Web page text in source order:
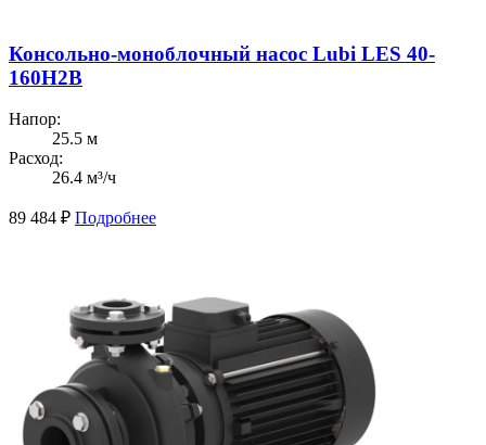
Консольно-моноблочный насос Lubi LES 40-
160H2B
Напор:
25.5 м
Расход:
26.4 м³/ч
89 484 ₽ Подробнее